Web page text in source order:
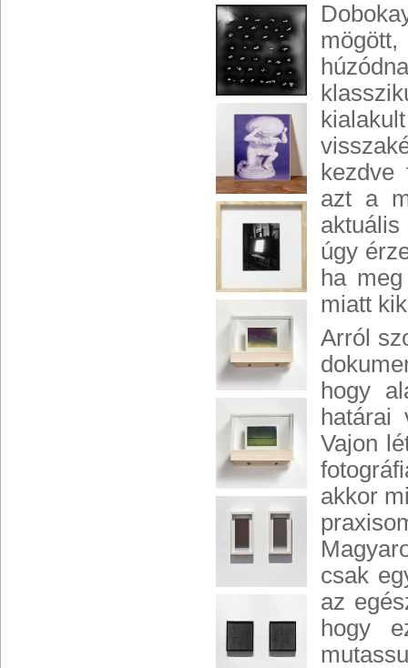
kezdve
azt a
úgy
ha
miatt
Arról
hogy
határai
Vajon
akkor
csak
az
hogy